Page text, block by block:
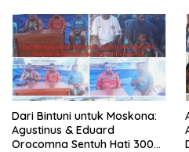
Dari Bintuni untuk Moskona:
Agustinus & Eduard
Orocomna Sentuh Hati 300